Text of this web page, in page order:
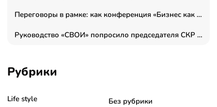
Переговоры в рамке: как конференция «Бизнес как искусство» переформатирует деловой этикет в стенах ТПП РФ
Руководство «СВОИ» попросило председателя СКР дать правовую оценку обысков в тыловом штабе
Рубрики
Life style
Без рубрики